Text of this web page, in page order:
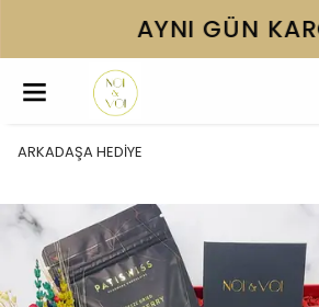
AYNI GÜN
ARKADAŞA HEDİYE